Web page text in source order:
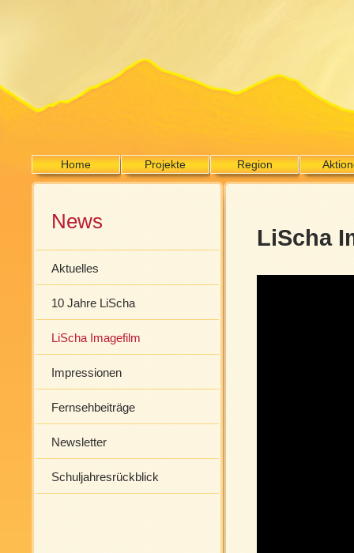
Home Projekte Region
News
Aktuelles
10 Jahre LiScha
LiScha Imagefilm
Impressionen
Fernsehbeiträge
Newsletter
Schuljahresrückblick
LiScha